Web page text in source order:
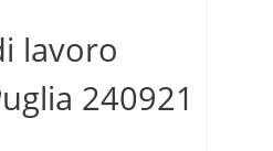
lavoro
240921